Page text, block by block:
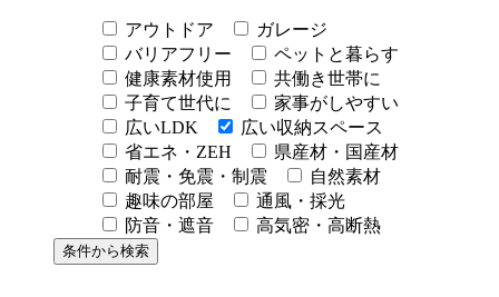
アウトドア
ガレージ
バリアフリー
ペットと暮らす
健康素材使用
共働き世帯に
子育て世代に
家事がしやすい
広いLDK
広い収納スペース
省エネ・ZEH
県産材・国産材
耐震・免震・制震
自然素材
趣味の部屋
通風・採光
防音・遮音
高気密・高断熱